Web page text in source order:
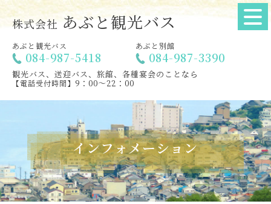
株式会社 あぶと観光バス
あぶと観光バス
084-987-5418
あぶと別館
084-987-3390
観光バス、送迎バス、旅館、各種宴会のことなら
【電話受付時間】 9：00～22：00
インフォメーション